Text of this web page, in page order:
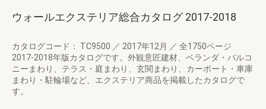
ウォールエクステリア総合カタログ 2017‐2018
カタログコード： TC9500 ／ 2017年12月 ／ 全1750ページ
2017-2018年版カタログです。外観意匠建材、ベランダ・バルコ
ニーまわり、テラス・庭まわり、玄関まわり、カーポート・車庫
まわり・駐輪場など、エクステリア商品を掲載したカタログで
す。